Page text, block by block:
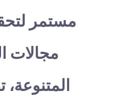
مستمر
مجالات
المتنوعة،